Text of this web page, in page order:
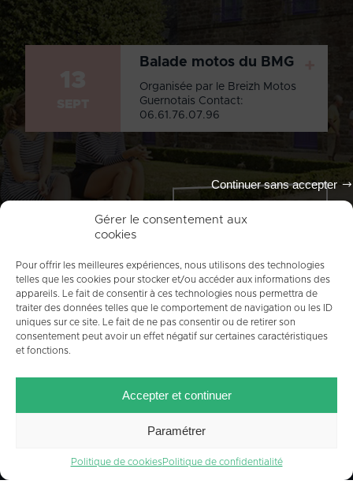
Gérer le consentement aux
cookies
Pour offrir les meilleures expériences, nous utilisons des technologies
telles que les cookies pour stocker et/ou accéder aux informations des
appareils. Le fait de consentir à ces technologies nous permettra de
traiter des données telles que le comportement de navigation ou les ID
uniques sur ce site. Le fait de ne pas consentir ou de retirer son
consentement peut avoir un effet négatif sur certaines caractéristiques
et fonctions.
Accepter et continuer
Continuer sans accepter
Paramétrer
Politique de cookiesPolitique de confidentialité
Balade motos du BMG
Organisée par le Breizh Motos
Guernotais Contact:
06.61.76.07.96
PLAN DU SITE
MENTIONS LÉGALES
CRÉDITS POLITIQUE DE COOKIES (UE)